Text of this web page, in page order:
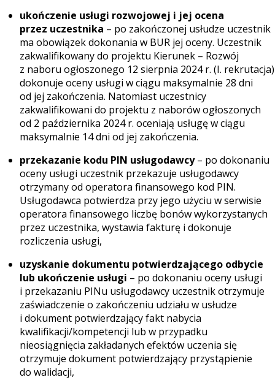
ukończenie usługi rozwojowej i jej ocena
przez uczestnika – po zakończonej usłudze uczestnik
ma obowiązek dokonania w BUR jej oceny. Uczestnik
zakwalifikowany do projektu Kierunek – Rozwój
z naboru ogłoszonego 12 sierpnia 2024 r. (I. rekrutacja)
dokonuje oceny usługi w ciągu maksymalnie 28 dni
od jej zakończenia. Natomiast uczestnicy
zakwalifikowani do projektu z naborów ogłoszonych
od 2 października 2024 r. oceniają usługę w ciągu
maksymalnie 14 dni od jej zakończenia.
przekazanie kodu PIN usługodawcy – po dokonaniu
oceny usługi uczestnik przekazuje usługodawcy
otrzymany od operatora finansowego kod PIN.
Usługodawca potwierdza przy jego użyciu w serwisie
operatora finansowego liczbę bonów wykorzystanych
przez uczestnika, wystawia fakturę i dokonuje
rozliczenia usługi,
uzyskanie dokumentu potwierdzającego odbycie
lub ukończenie usługi – po dokonaniu oceny usługi
i przekazaniu PINu usługodawcy uczestnik otrzymuje
zaświadczenie o zakończeniu udziału w usłudze
i dokument potwierdzający fakt nabycia
kwalifikacji/kompetencji lub w przypadku
nieosiągnięcia zakładanych efektów uczenia się
otrzymuje dokument potwierdzający przystąpienie
do walidacji,